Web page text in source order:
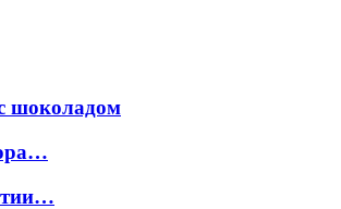
шоколадом